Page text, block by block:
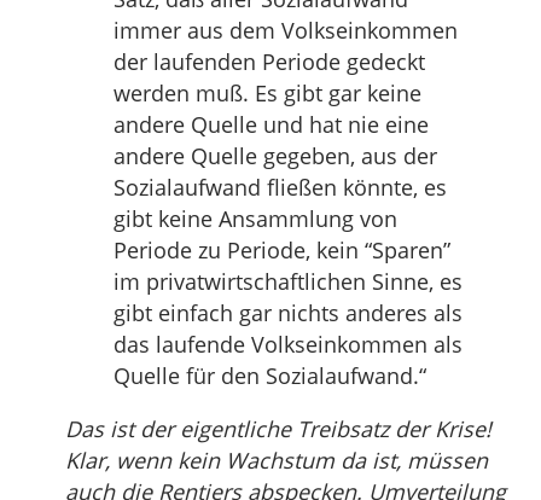
immer aus dem Volkseinkommen
der laufenden Periode gedeckt
werden muß. Es gibt gar keine
andere Quelle und hat nie eine
andere Quelle gegeben, aus der
Sozialaufwand fließen könnte, es
gibt keine Ansammlung von
Periode zu Periode, kein “Sparen”
im privatwirtschaftlichen Sinne, es
gibt einfach gar nichts anderes als
das laufende Volkseinkommen als
Quelle für den Sozialaufwand.“
Das ist der eigentliche Treibsatz der Krise!
Klar, wenn kein Wachstum da ist, müssen
auch die Rentiers abspecken. Umverteilung